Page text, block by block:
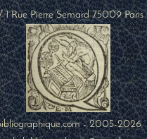
1 Rue Pierre Semard 75009 Paris
- 2005-2026